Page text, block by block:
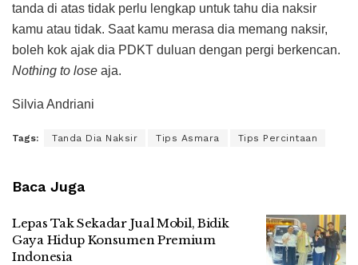
tanda di atas tidak perlu lengkap untuk tahu dia naksir
kamu atau tidak. Saat kamu merasa dia memang naksir,
boleh kok ajak dia PDKT duluan dengan pergi berkencan.
Nothing to lose aja.
Silvia Andriani
Tags: Tanda Dia Naksir Tips Asmara Tips Percintaan
Baca Juga
Lepas Tak Sekadar Jual Mobil, Bidik
Gaya Hidup Konsumen Premium
Indonesia